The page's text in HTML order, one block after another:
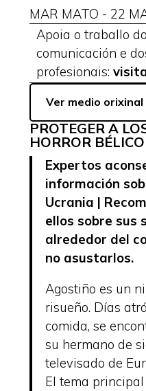
MAR MATO - 22
Apoia o traballo
comunicación e
profesionais:
Ver medio orixinal
PROTEGER A
HORROR BÉLICO
Expertos
información
Ucrania |
ellos sobre sus
alrededor del
no asustarlos.
Agostiño es un
risueño. Días
comida, se
su hermano de
televisado de
El tema